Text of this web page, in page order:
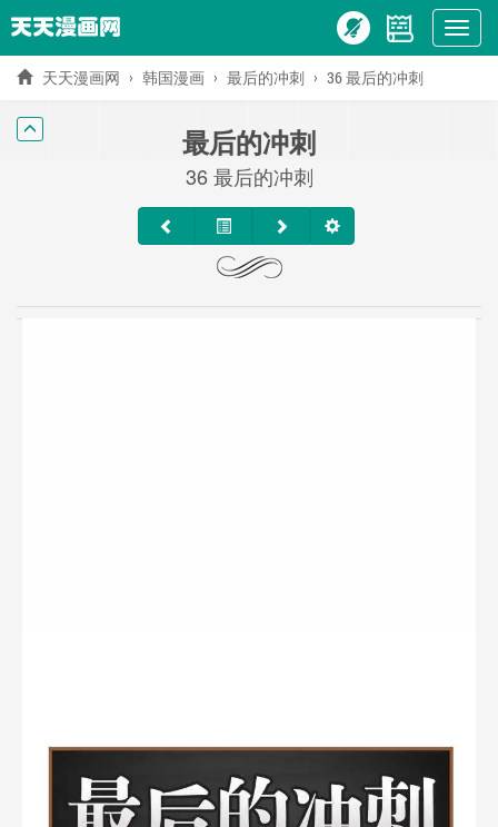
Show
menu
天天漫画网 韩国漫画 最后的冲刺 36 最后的冲刺
最后的冲刺
36 最后的冲刺